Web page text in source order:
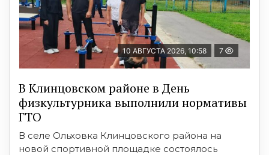
10 АВГУСТА 2026, 10:58 7
В Клинцовском районе в День
физкультурника выполнили нормативы
ГТО
В селе Ольховка Клинцовского района на
новой спортивной площадке состоялось